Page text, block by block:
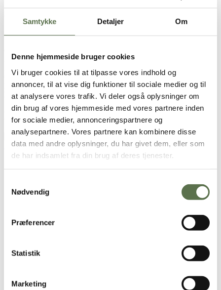
Samtykke Detaljer Om
Denne hjemmeside bruger cookies
Vi bruger cookies til at tilpasse vores indhold og
annoncer, til at vise dig funktioner til sociale medier og til
at analysere vores trafik. Vi deler også oplysninger om
din brug af vores hjemmeside med vores partnere inden
for sociale medier, annonceringspartnere og
analysepartnere. Vores partnere kan kombinere disse
data med andre oplysninger, du har givet dem, eller som
de har indsamlet fra din brug af deres tjenester.
Nødvendig
Præferencer
Statistik
Marketing
200 g tomatsovs
2 pakker mozzarellaost af 200 g
Grøntsags topping (f.eks. kartoffel, tomat, frisk salat og avocado)
Kød topping (f.eks. pepperoni og lufttørret skinke)
Evt. frisk timian og flagesalt
Brugt i opskriften
Koldhævede
Surdejsboller
Sådan gør du
Bland melblandingen med tørgær og tilsæt vand.
Ælt dejen godt igennem i op til 10 minutter.
Tænd ovnen på 250°C varmluft
Hæld dejen ud på et mel drysset bord, og del dejen ud i
lidt vand til hænderne.
Placer bundene på en bageplade beklædt med bagepapir
Bag dem i en forvarmet ovn ved 250°C, i ca. 8-10 minutter
eller til de er blevet let gyldne